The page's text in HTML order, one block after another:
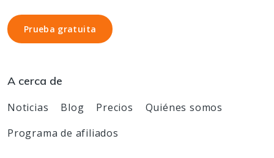
Prueba gratuita
Prueba gratuita
A cerca de
Noticias Blog Precios
Quiénes somos
Programa de afiliados